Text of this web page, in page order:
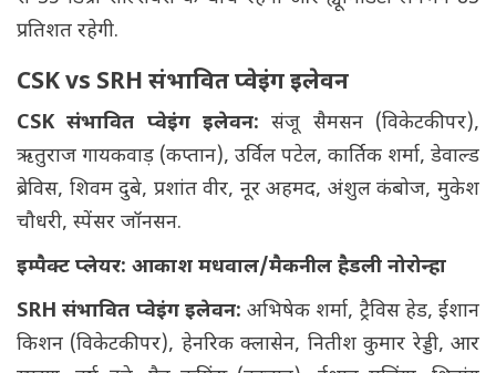
प्रतिशत रहेगी.
CSK vs SRH संभावित प्वेइंग इलेवन
CSK संभावित प्वेइंग इलेवन:संजू सैमसन (विकेटकीपर),
ऋतुराज गायकवाड़ (कप्तान), उर्विल पटेल, कार्तिक शर्मा, डेवाल्ड
ब्रेविस, शिवम दुबे, प्रशांत वीर, नूर अहमद, अंशुल कंबोज, मुकेश
चौधरी, स्पेंसर जॉनसन.
इम्पैक्ट प्लेयर: आकाश मधवाल/मैकनील हैडली नोरोन्हा
SRH संभावित प्वेइंग इलेवन: अभिषेक शर्मा, ट्रैविस हेड, ईशान
किशन (विकेटकीपर), हेनरिक क्लासेन, नितीश कुमार रेड्डी, आर